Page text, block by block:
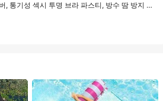
, 통기성 섹시 투명 브라 파스티, 방수 땀 방지 수
변 필수품, 수영장 플로트